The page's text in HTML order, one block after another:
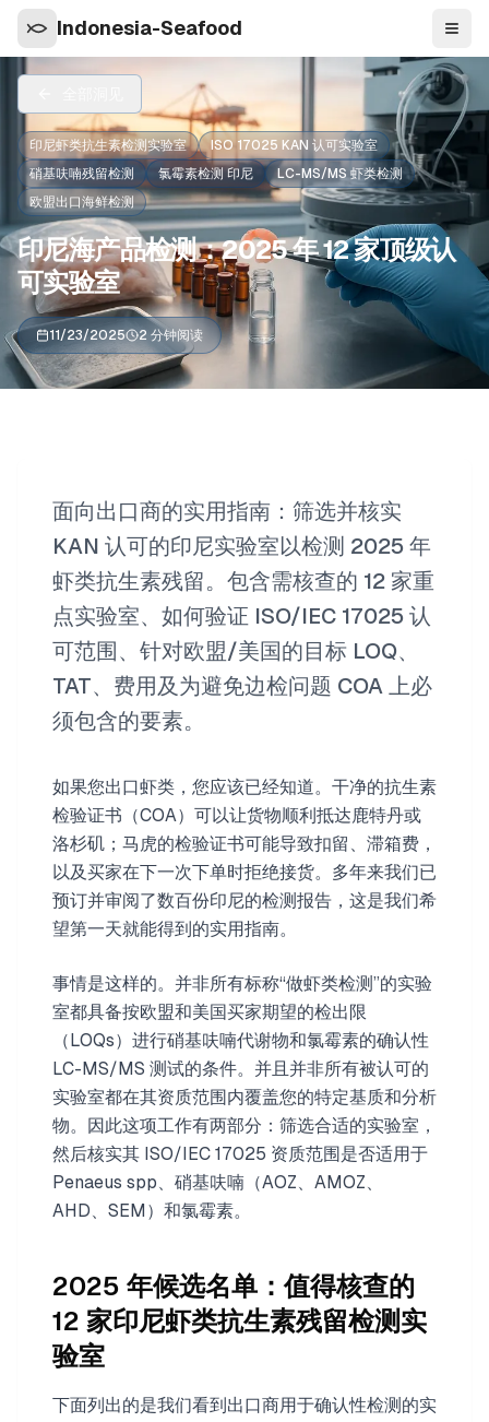
Indonesia-Seafood 导航
印尼虾类抗生素检测实验室
ISO 17025 KAN 认可实验室
硝基呋喃残留检测
氯霉素检测 印尼
LC-MS/MS 虾类检测
欧盟出口海鲜检测
印尼海产品检测：2025 年 12 家顶级认
可实验室
11/23/2025 2 分钟阅读
面向出口商的实用指南：筛选并核实
KAN 认可的印尼实验室以检测 2025 年
虾类抗生素残留。包含需核查的 12 家重
点实验室、如何验证 ISO/IEC 17025 认
可范围、针对欧盟/美国的目标 LOQ、
TAT、费用及为避免边检问题 COA 上必
须包含的要素。
如果您出口虾类，您应该已经知道。干净的抗生素
检验证书（COA）可以让货物顺利抵达鹿特丹或
洛杉矶；马虎的检验证书可能导致扣留、滞箱费，
以及买家在下一次下单时拒绝接货。多年来我们已
预订并审阅了数百份印尼的检测报告，这是我们希
望第一天就能得到的实用指南。
事情是这样的。并非所有标称“做虾类检测”的实验
室都具备按欧盟和美国买家期望的检出限
（LOQs）进行硝基呋喃代谢物和氯霉素的确认性
LC-MS/MS 测试的条件。并且并非所有被认可的
实验室都在其资质范围内覆盖您的特定基质和分析
物。因此这项工作有两部分：筛选合适的实验室，
然后核实其 ISO/IEC 17025 资质范围是否适用于
Penaeus spp、硝基呋喃（AOZ、AMOZ、
AHD、SEM）和氯霉素。
2025 年候选名单：值得核查的
12 家印尼虾类抗生素残留检测实
验室
下面列出的是我们看到出口商用于确认性检测的实